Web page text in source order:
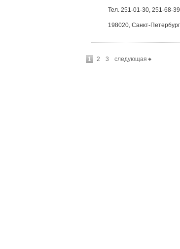
Тел. 251-01-30, 251-68-
198020, Санкт-
1 2 3 следующая